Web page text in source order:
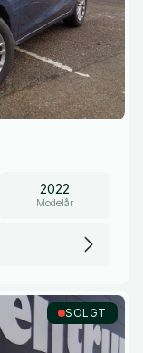
2022
Modelår
SOLGT